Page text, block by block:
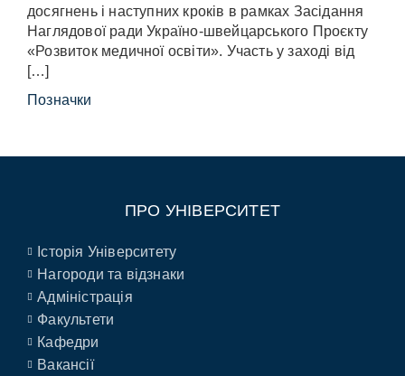
досягнень і наступних кроків в рамках Засідання
Наглядової ради Україно-швейцарського Проєкту
«Розвиток медичної освіти». Участь у заході від
[…]
Позначки
ПРО УНІВЕРСИТЕТ
Історія Університету
Нагороди та відзнаки
Адміністрація
Факультети
Кафедри
Вакансії